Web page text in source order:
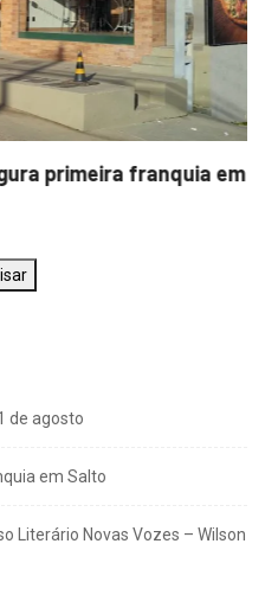
franquia em Salto
de agosto
em Salto
Literário Novas Vozes – Wilson